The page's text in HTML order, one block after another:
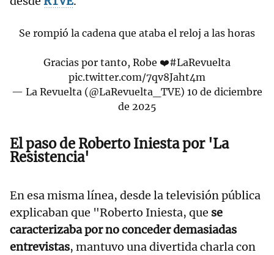
Se rompió la cadena que ataba el reloj a las horas
Gracias por tanto, Robe ❤️#LaRevuelta
pic.twitter.com/7qv8Jaht4m
— La Revuelta (@LaRevuelta_TVE) 10 de diciembre
de 2025
El paso de Roberto Iniesta por 'La
Resistencia'
En esa misma línea, desde la televisión pública
explicaban que "Roberto Iniesta, que se
caracterizaba por no conceder demasiadas
entrevistas, mantuvo una divertida charla con